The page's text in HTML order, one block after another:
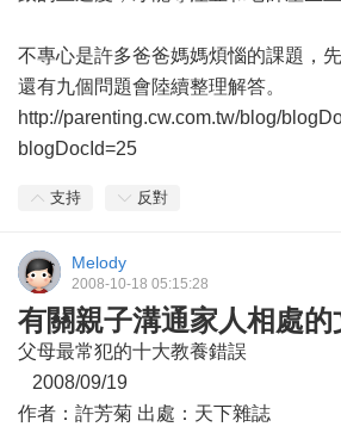
不專心是許多爸爸媽媽煩惱的課題，
還有九個問題會陸續整理解答。
http://parenting.cw.com.tw/blog/
blogDocId=25
支持 反對
Melody
2008-10-18 05:15:28
有關親子溝通家人相處
父母最常犯的十大
2008/09/19
作者：許芳菊 出處：天下雜誌